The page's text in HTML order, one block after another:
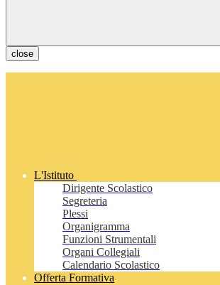
close
L'Istituto
Dirigente Scolastico
Segreteria
Plessi
Organigramma
Funzioni Strumentali
Organi Collegiali
Calendario Scolastico
Offerta Formativa